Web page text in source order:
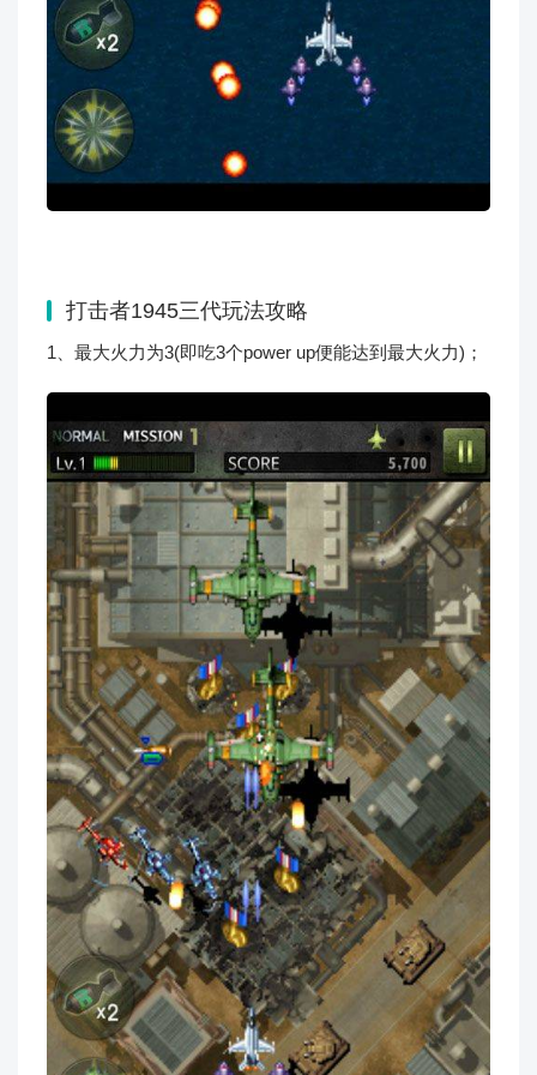
打击者1945三代玩法攻略
1、最大火力为3(即吃3个power up便能达到最大火力)；